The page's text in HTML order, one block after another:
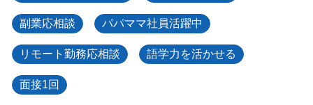
副業応相談 パパママ社員活躍中
リモート勤務応相談 語学力を活かせる
面接1回